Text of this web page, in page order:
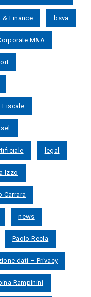
& Finance bsva
M&A
Fiscale
legal
Izzo
Carrara
news
Paolo Recla
dati – Privacy
Rampinini